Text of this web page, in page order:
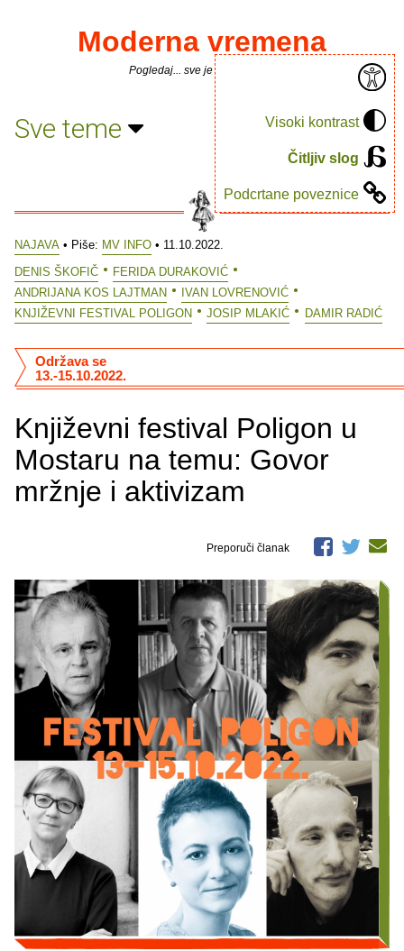
Visoki kontrast
Čitljiv slog
Podcrtane poveznice
Moderna vremena
Pogledaj... sve je puno knjiga.
Sve teme
NAJAVA • Piše: MV INFO • 11.10.2022.
DENIS ŠKOFIČ
FERIDA DURAKOVIĆ
ANDRIJANA KOS LAJTMAN
IVAN LOVRENOVIĆ
KNJIŽEVNI FESTIVAL POLIGON
JOSIP MLAKIĆ DAMIR RADIĆ
Književni festival Poligon u
Mostaru na temu: Govor
mržnje i aktivizam
Održava se
13.-15.10.2022.
Preporuči članak